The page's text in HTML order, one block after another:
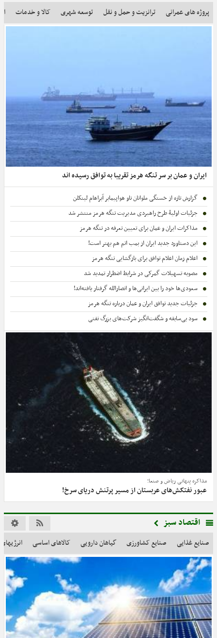
پروژه های عمرانی ترانزیت و حمل و نقل توسعه شهری کالا و خدمات
ایران و عمان بر سر تنگه هرمز تقریبا به توافق رسیده اند
گزارش تازه از خستگی ملوانان ناو هواپیمابر آبراهام لینکلن
جزئیات اولیۀ طرح راهبردی مدیریت تنگه هرمز منتشر شد
مذاکرات ایران و عمان برای تعیین تعرفه در تنگه هرمز
این دستاورد جدید ایران از بمب اتم هم بهتر است!
اعلام زمان اعلام توافق برای بازگشایی تنگه هرمز
مصوبه تسهیلات گمرکی در شرایط اضطرار تمدید شد
سعودی‌ها خود را بین ایرانی‌ها و انصارالله گرفتار یافته‌اند!
جزئیات جدید توافق ایران و عمان درباره تنگه هرمز
سود بی‌سابقه و شگفت‌انگیز شرکت‌های بزرگ نفتی
مذاکره پنهانی ریاض و صنعا؛
عبور نفتکش‌های عربستان از مسیر پرتنش دریای سرخ!
اقتصاد سبز
صنایع غذایی صنایع کشاورزی گیاهان دارویی کالاهای اساسی